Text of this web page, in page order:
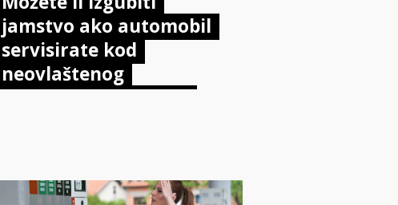
jamstvo ako automobil
servisirate kod
neovlaštenog
mehaničara? Evo što